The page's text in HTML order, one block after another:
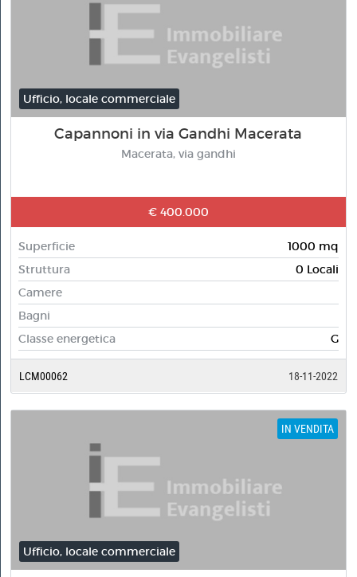
Ufficio, locale commerciale
Capannoni in via Gandhi Macerata
Macerata, via gandhi
€ 400.000
Superficie
1000 mq
Struttura
0 Locali
Camere
Bagni
Classe energetica
G
LCM00062 18-11-2022
IN VENDITA
Ufficio, locale commerciale